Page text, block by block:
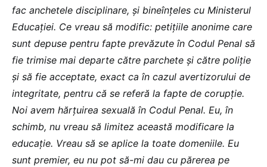
fac anchetele disciplinare, și bineînțeles cu Ministerul
Educației. Ce vreau să modific: petițiile anonime care
sunt depuse pentru fapte prevăzute în Codul Penal să
fie trimise mai departe către parchete și către poliție
și să fie acceptate, exact ca în cazul avertizorului de
integritate, pentru că se referă la fapte de corupție.
Noi avem hărțuirea sexuală în Codul Penal. Eu, în
schimb, nu vreau să limitez această modificare la
educație. Vreau să se aplice la toate domeniile. Eu
sunt premier, eu nu pot să-mi dau cu părerea pe